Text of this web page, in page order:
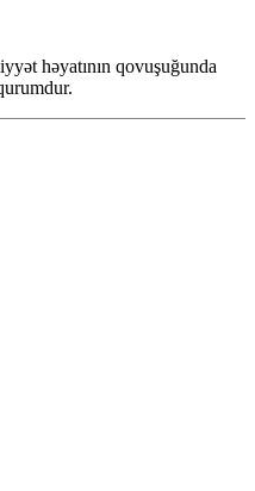
həyatının qovuşuğunda